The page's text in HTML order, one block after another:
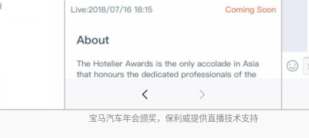
宝马汽车年会颁奖，保利威提供直播技术支持